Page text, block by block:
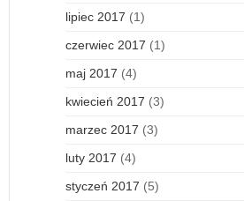
lipiec 2017 (1)
czerwiec 2017 (1)
maj 2017 (4)
kwiecień 2017 (3)
marzec 2017 (3)
luty 2017 (4)
styczeń 2017 (5)